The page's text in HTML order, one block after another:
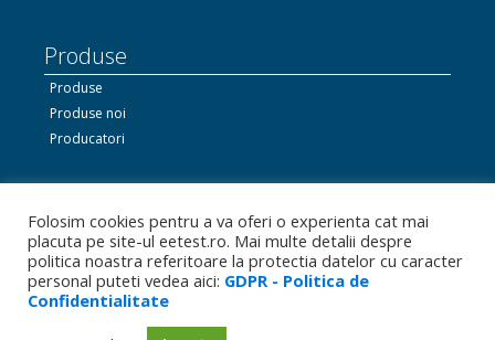
Produse
Produse
Produse noi
Producatori
Ne gasiti si pe Facebook
Folosim cookies pentru a va oferi o experienta cat mai
placuta pe site-ul eetest.ro. Mai multe detalii despre
politica noastra referitoare la protectia datelor cu caracter
personal puteti vedea aici: GDPR - Politica de
Confidentialitate